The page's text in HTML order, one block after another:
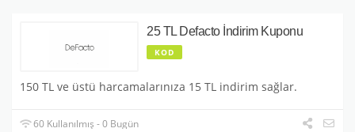
25 TL Defacto İndirim Kuponu
KOD
150 TL ve üstü harcamalarınıza 15 TL indirim sağlar.
60 Kullanılmış - 0 Bugün